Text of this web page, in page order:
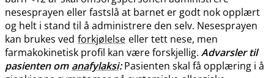
nesesprayen eller fastslå at barnet er godt nok opplært
og helt i stand til å administrere den selv. Nesesprayen
kan brukes ved forkjølelse eller tett nese, men
farmakokinetisk profil kan være forskjellig. Advarsler til
pasienten om anafylaksi:Pasienten skal få opplæring i å